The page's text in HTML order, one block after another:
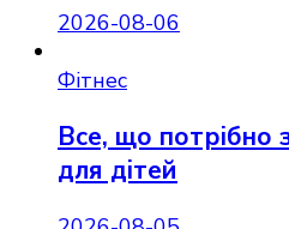
2026-08-06
Фітнес
Все, що потрібно
для дітей